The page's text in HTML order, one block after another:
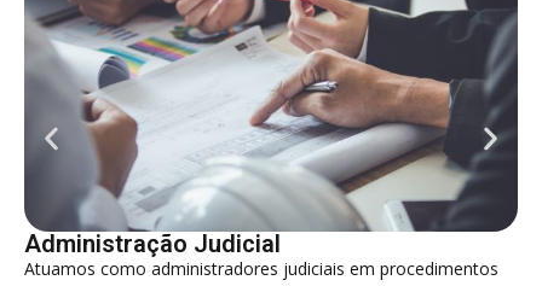
Administração Judicial
Atuamos como administradores judiciais em procedimentos